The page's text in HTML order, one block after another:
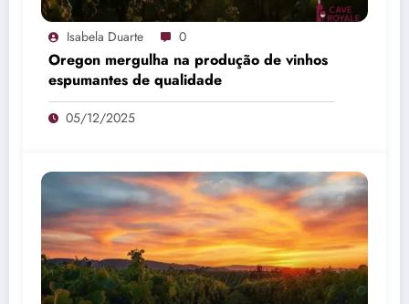
Isabela Duarte 0
Oregon mergulha na produção de vinhos
espumantes de qualidade
05/12/2025